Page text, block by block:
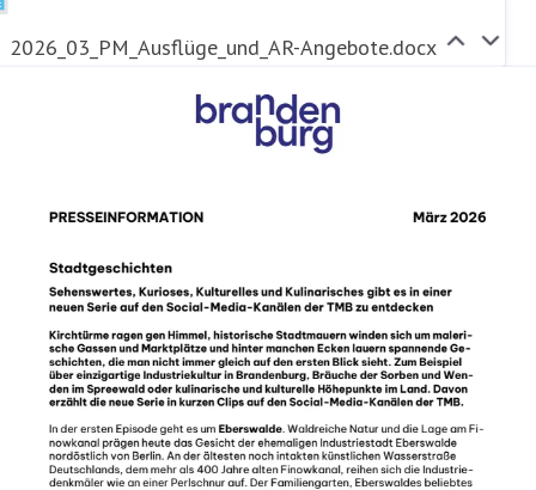
2026_03_PM_Ausflüge_und_AR-Angebote.docx